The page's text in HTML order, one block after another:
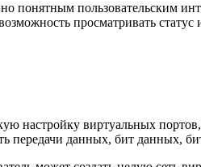
понятным пользовательским
просматривать
настройку виртуальных
передачи данных, бит данных,